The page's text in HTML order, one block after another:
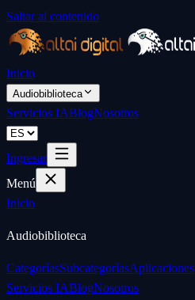
Saltar al contenido
Inicio
Audiobiblioteca
Servicios IABlogNosotros
Ingresar
Menú
Inicio
Audiobiblioteca
CategoríasSubcategoríasAplicaciones
Servicios IABlogNosotros